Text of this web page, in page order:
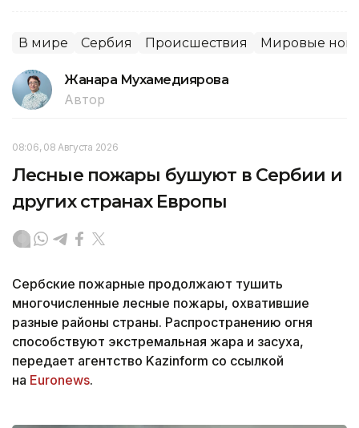
В мире Сербия Происшествия Мировые
Жанара Мухамедиярова
Автор
08:06, 08 Августа 2026
Лесные пожары бушуют в Сербии и
других странах Европы
Сербские пожарные продолжают тушить
многочисленные лесные пожары, охватившие
разные районы страны. Распространению огня
способствуют экстремальная жара и засуха,
передает агентство Kazinform со ссылкой
на Еuronews.